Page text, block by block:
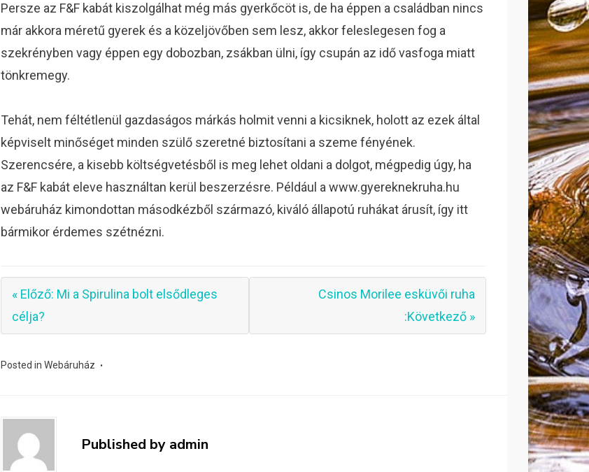
Persze az F&F kabát kiszolgálhat még más gyerkőcöt is, de ha éppen a családban nincs
már akkora méretű gyerek és a közeljövőben sem lesz, akkor feleslegesen fog a
szekrényben vagy éppen egy dobozban, zsákban ülni, így csupán az idő vasfoga miatt
tönkremegy.
Tehát, nem féltétlenül gazdaságos márkás holmit venni a kicsiknek, holott az ezek által
képviselt minőséget minden szülő szeretné biztosítani a szeme fényének.
Szerencsére, a kisebb költségvetésből is meg lehet oldani a dolgot, mégpedig úgy, ha
az F&F kabát eleve használtan kerül beszerzésre. Például a www.gyereknekruha.hu
webáruház kimondottan másodkézből származó, kiváló állapotú ruhákat árusít, így itt
bármikor érdemes szétnézni.
« Előző: Mi a Spirulina bolt elsődleges
célja?
Csinos Morilee esküvői ruha
:Következő »
Posted inWebáruház
Published by admin